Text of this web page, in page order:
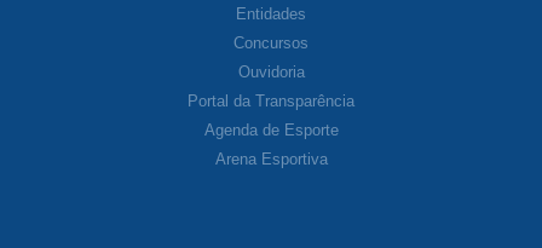
Entidades
Concursos
Ouvidoria
Portal da Transparência
Agenda de Esporte
Arena Esportiva